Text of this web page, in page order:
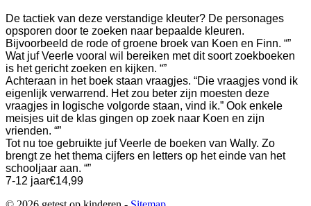
De tactiek van deze verstandige kleuter? De personages
opsporen door te zoeken naar bepaalde kleuren.
Bijvoorbeeld de rode of groene broek van Koen en Finn. “”
Wat juf Veerle vooral wil bereiken met dit soort zoekboeken
is het gericht zoeken en kijken. “”
Achteraan in het boek staan vraagjes. “Die vraagjes vond ik
eigenlijk verwarrend. Het zou beter zijn moesten deze
vraagjes in logische volgorde staan, vind ik.” Ook enkele
meisjes uit de klas gingen op zoek naar Koen en zijn
vrienden. “”
Tot nu toe gebruikte juf Veerle de boeken van Wally. Zo
brengt ze het thema cijfers en letters op het einde van het
schooljaar aan. “”
7-12 jaar€14,99